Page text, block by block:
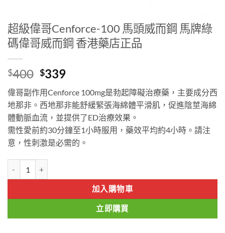
超級偉哥Cenforce-100 馬頭威而鋼 馬牌綠
碼偉哥威而鋼 香港藥店正品
$400 Original
price
was:
$400.
$339Current
is:
$339.
偉哥副作用Cenforce 100mg是勃起障礙治療藥，主要成分西
地那非。西地那非能舒緩緊張海綿體平滑肌，促進陰莖海綿
體動脈血流，並提供了ED治療效果。
需性愛前約30分鐘至1小時服用，藥效平均約4小時。請注
意，性刺激是必需的。
加入購物車
立即購買